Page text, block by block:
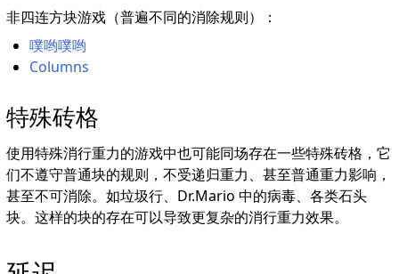
非四连方块游戏（普遍不同的消除规则）：
噗哟噗哟
Columns
特殊砖格
使用特殊消行重力的游戏中也可能同场存在一些特殊砖格，它
们不遵守普通块的规则，不受递归重力、甚至普通重力影响，
甚至不可消除。如垃圾行、Dr.Mario 中的病毒、各类石头
块。这样的块的存在可以导致更复杂的消行重力效果。